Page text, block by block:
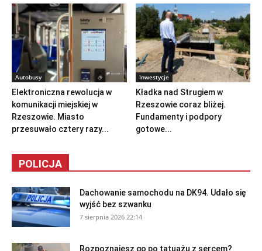
Autobusy
Elektroniczna rewolucja w
komunikacji miejskiej w
Rzeszowie. Miasto
przesuwało cztery razy...
Inwestycje
Kładka nad Strugiem w
Rzeszowie coraz bliżej.
Fundamenty i podpory
gotowe...
POLICJA
Dachowanie samochodu na DK94. Udało się
wyjść bez szwanku
7 sierpnia 2026 22:14
Rozpoznajesz go po tatuażu z sercem?